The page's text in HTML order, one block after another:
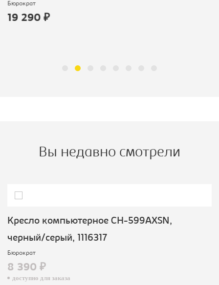
Бюрократ
19 290 ₽
Вы недавно смотрели
Кресло компьютерное CH-599AXSN,
черный/серый, 1116317
Бюрократ
8 390 ₽
доступно для заказа